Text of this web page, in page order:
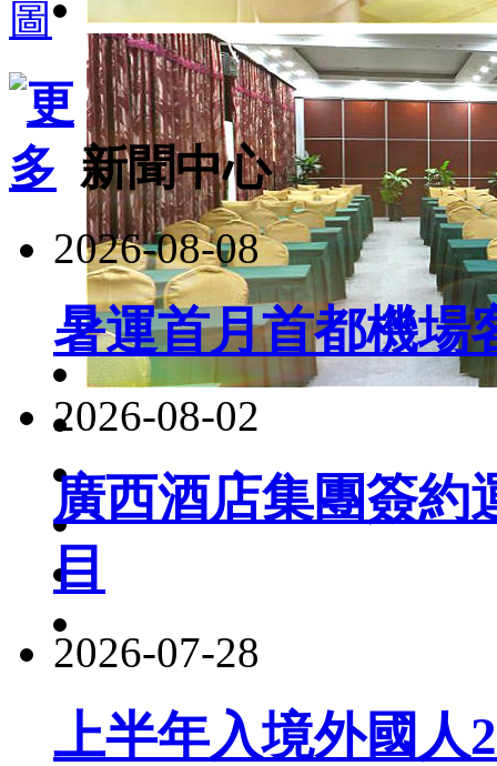
新聞中心
2026-08-08
暑運首月首都機場
2026-08-02
廣西酒店集團簽約
目
2026-07-28
上半年入境外國人